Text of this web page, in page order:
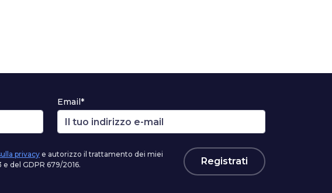
Email*
privacye autorizzo il trattamento dei miei
del GDPR 679/2016.
Registrati